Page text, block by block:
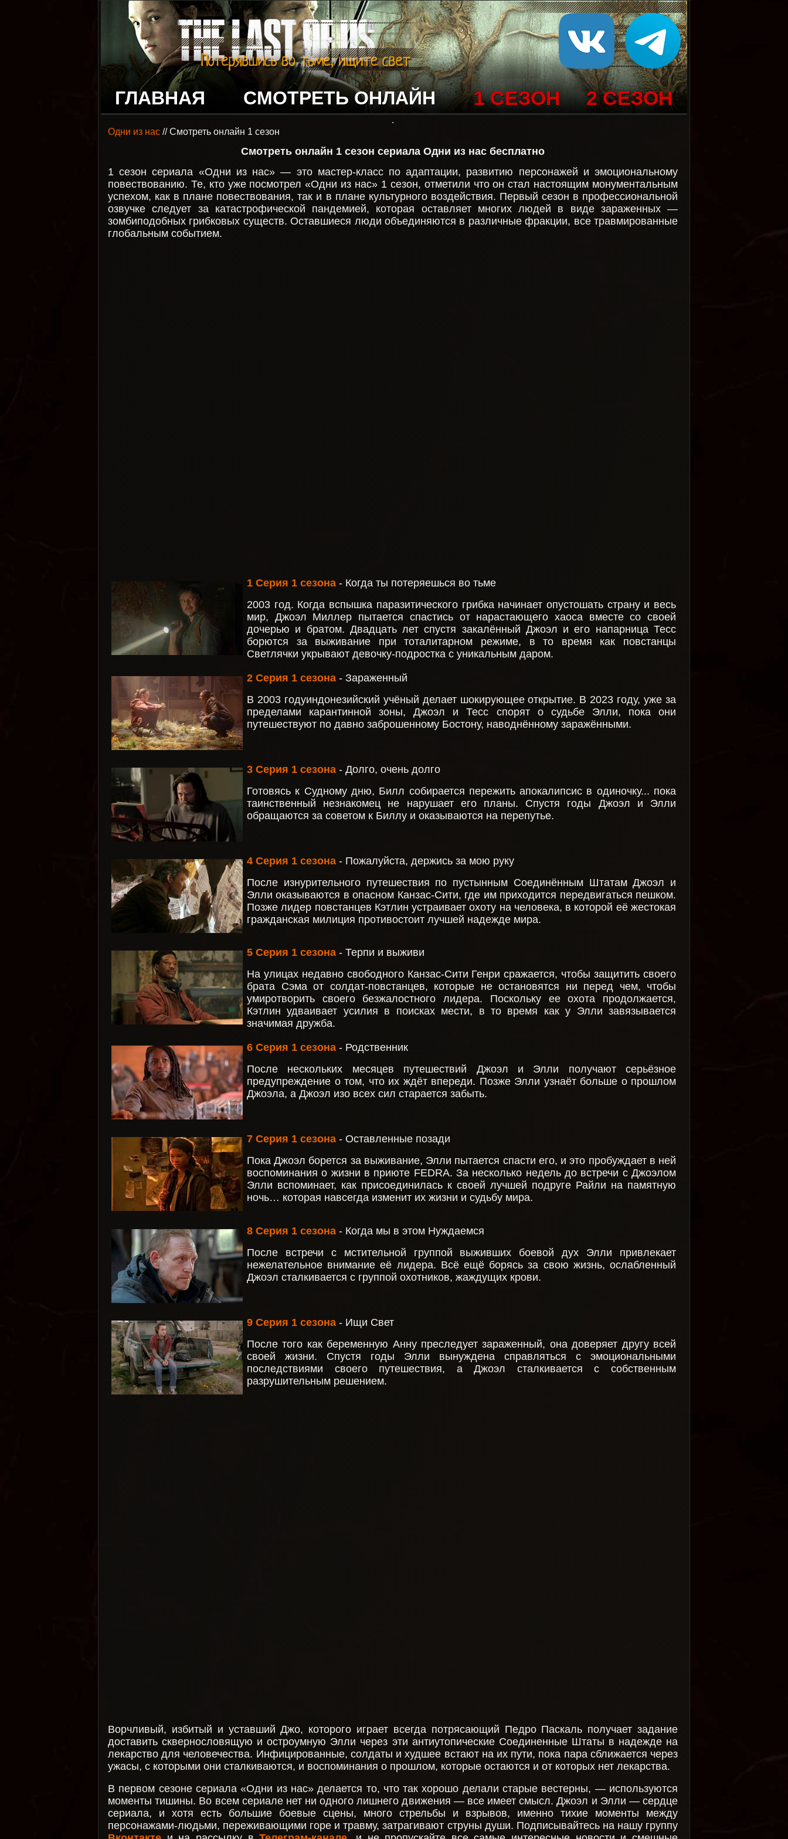
ГЛАВНАЯ СМОТРЕТЬ ОНЛАЙН 1 СЕЗОН 2 СЕЗОН
.
Одни из нас // Смотреть онлайн 1 сезон
Смотреть онлайн 1 сезон сериала Одни из нас бесплатно
1 сезон сериала «Одни из нас» — это мастер-класс по адаптации, развитию персонажей и эмоциональному
повествованию. Те, кто уже посмотрел «Одни из нас» 1 сезон, отметили что он стал настоящим монументальным
успехом, как в плане повествования, так и в плане культурного воздействия. Первый сезон в профессиональной
озвучке следует за катастрофической пандемией, которая оставляет многих людей в виде зараженных —
зомбиподобных грибковых существ. Оставшиеся люди объединяются в различные фракции, все травмированные
глобальным событием.
1 Серия 1 сезона - Когда ты потеряешься во тьме
2003 год. Когда вспышка паразитического грибка начинает опустошать страну и весь
мир, Джоэл Миллер пытается спастись от нарастающего хаоса вместе со своей
дочерью и братом. Двадцать лет спустя закалённый Джоэл и его напарница Тесс
борются за выживание при тоталитарном режиме, в то время как повстанцы
Светлячки укрывают девочку-подростка с уникальным даром.
2 Серия 1 сезона - Зараженный
В 2003 годуиндонезийский учёный делает шокирующее открытие. В 2023 году, уже за
пределами карантинной зоны, Джоэл и Тесс спорят о судьбе Элли, пока они
путешествуют по давно заброшенному Бостону, наводнённому заражёнными.
3 Серия 1 сезона - Долго, очень долго
Готовясь к Судному дню, Билл собирается пережить апокалипсис в одиночку... пока
таинственный незнакомец не нарушает его планы. Спустя годы Джоэл и Элли
обращаются за советом к Биллу и оказываются на перепутье.
4 Серия 1 сезона - Пожалуйста, держись за мою руку
После изнурительного путешествия по пустынным Соединённым Штатам Джоэл и
Элли оказываются в опасном Канзас-Сити, где им приходится передвигаться пешком.
Позже лидер повстанцев Кэтлин устраивает охоту на человека, в которой её жестокая
гражданская милиция противостоит лучшей надежде мира.
5 Серия 1 сезона - Терпи и выживи
На улицах недавно свободного Канзас-Сити Генри сражается, чтобы защитить своего
брата Сэма от солдат-повстанцев, которые не остановятся ни перед чем, чтобы
умиротворить своего безжалостного лидера. Поскольку ее охота продолжается,
Кэтлин удваивает усилия в поисках мести, в то время как у Элли завязывается
значимая дружба.
6 Серия 1 сезона - Родственник
После нескольких месяцев путешествий Джоэл и Элли получают серьёзное
предупреждение о том, что их ждёт впереди. Позже Элли узнаёт больше о прошлом
Джоэла, а Джоэл изо всех сил старается забыть.
7 Серия 1 сезона - Оставленные позади
Пока Джоэл борется за выживание, Элли пытается спасти его, и это пробуждает в ней
воспоминания о жизни в приюте FEDRA. За несколько недель до встречи с Джоэлом
Элли вспоминает, как присоединилась к своей лучшей подруге Райли на памятную
ночь… которая навсегда изменит их жизни и судьбу мира.
8 Серия 1 сезона - Когда мы в этом Нуждаемся
После встречи с мстительной группой выживших боевой дух Элли привлекает
нежелательное внимание её лидера. Всё ещё борясь за свою жизнь, ослабленный
Джоэл сталкивается с группой охотников, жаждущих крови.
9 Серия 1 сезона - Ищи Свет
После того как беременную Анну преследует зараженный, она доверяет другу всей
своей жизни. Спустя годы Элли вынуждена справляться с эмоциональными
последствиями своего путешествия, а Джоэл сталкивается с собственным
разрушительным решением.
Ворчливый, избитый и уставший Джо, которого играет всегда потрясающий Педро Паскаль получает задание
доставить сквернословящую и остроумную Элли через эти антиутопические Соединенные Штаты в надежде на
лекарство для человечества. Инфицированные, солдаты и худшее встают на их пути, пока пара сближается через
ужасы, с которыми они сталкиваются, и воспоминания о прошлом, которые остаются и от которых нет лекарства.
В первом сезоне сериала «Одни из нас» делается то, что так хорошо делали старые вестерны, — используются
моменты тишины. Во всем сериале нет ни одного лишнего движения — все имеет смысл. Джоэл и Элли — сердце
сериала, и хотя есть большие боевые сцены, много стрельбы и взрывов, именно тихие моменты между
персонажами-людьми, переживающими горе и травму, затрагивают струны души. Подписывайтесь на нашу группу